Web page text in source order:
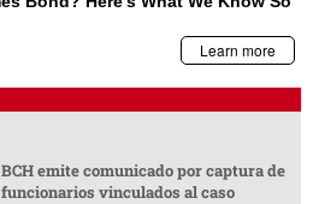
BCH emite comunicado por captura de
funcionarios vinculados al caso